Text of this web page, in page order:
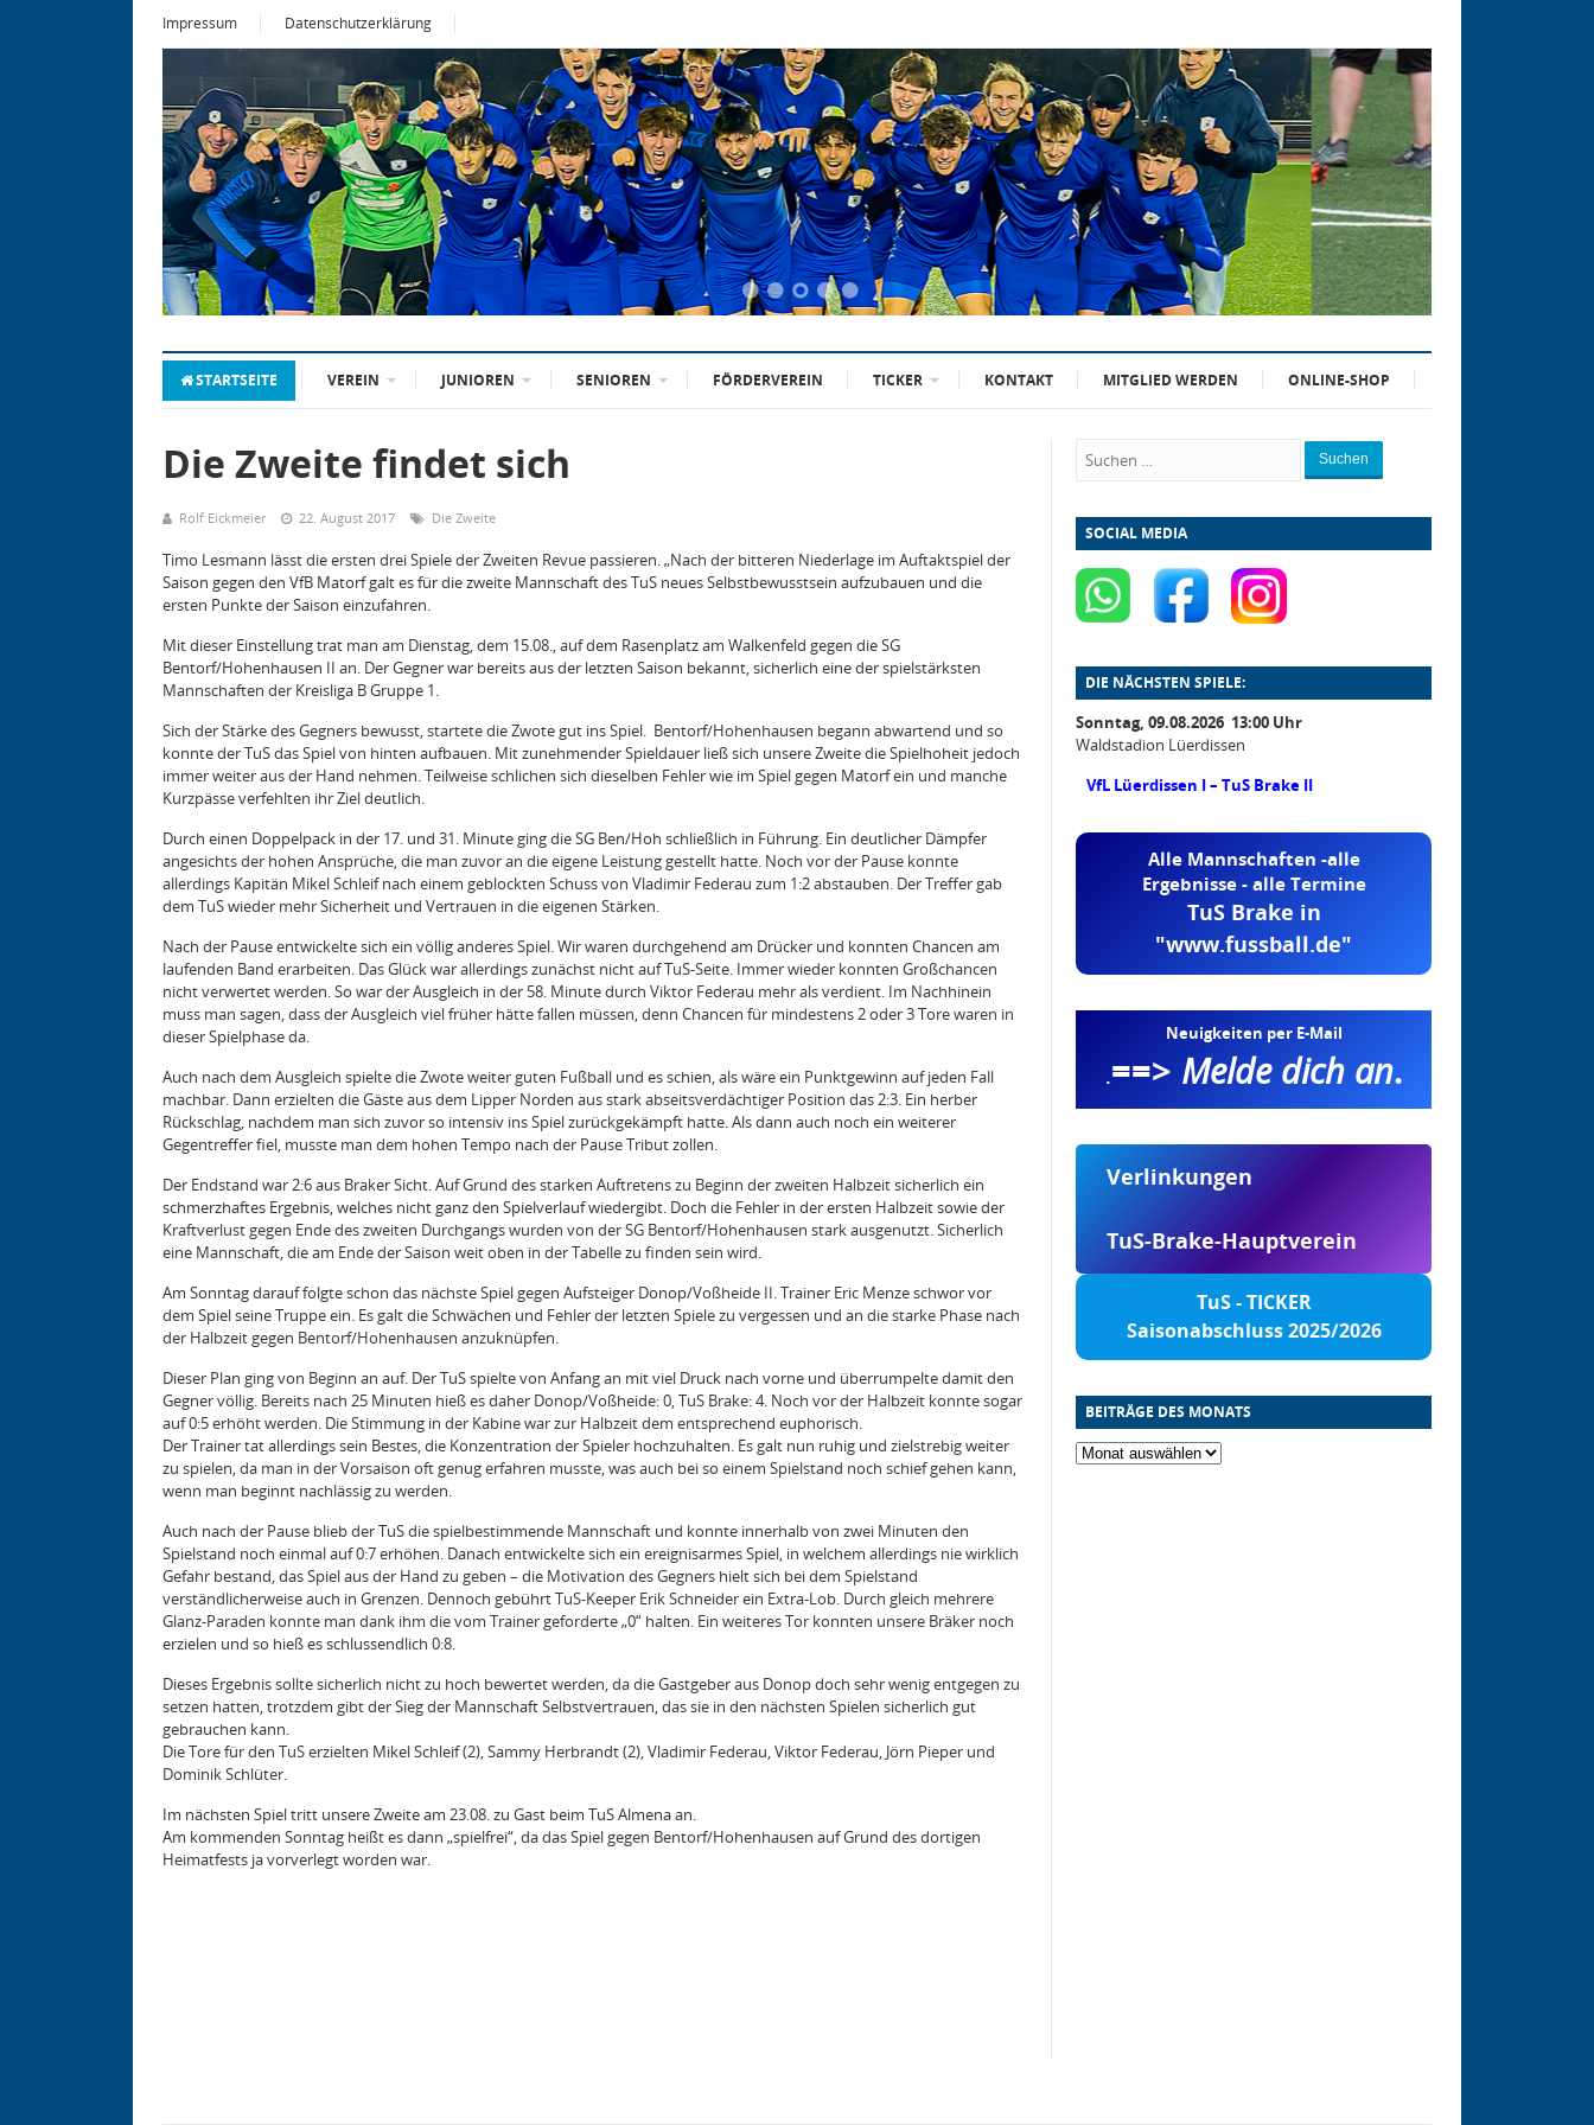
Impressum Datenschutzerklärung
STARTSEITE VEREIN JUNIOREN SENIOREN FÖRDERVEREIN TICKER KONTAKT MITGLIED WERDEN ONLINE-SHOP
Die Zweite findet sich
Rolf Eickmeier 22. August 2017 Die Zweite
Timo Lesmann lässt die ersten drei Spiele der Zweiten Revue passieren. „Nach der bitteren Niederlage im Auftaktspiel der
Saison gegen den VfB Matorf galt es für die zweite Mannschaft des TuS neues Selbstbewusstsein aufzubauen und die
ersten Punkte der Saison einzufahren.
Mit dieser Einstellung trat man am Dienstag, dem 15.08., auf dem Rasenplatz am Walkenfeld gegen die SG
Bentorf/Hohenhausen II an. Der Gegner war bereits aus der letzten Saison bekannt, sicherlich eine der spielstärksten
Mannschaften der Kreisliga B Gruppe 1.
Sich der Stärke des Gegners bewusst, startete die Zwote gut ins Spiel. Bentorf/Hohenhausen begann abwartend und so
konnte der TuS das Spiel von hinten aufbauen. Mit zunehmender Spieldauer ließ sich unsere Zweite die Spielhoheit jedoch
immer weiter aus der Hand nehmen. Teilweise schlichen sich dieselben Fehler wie im Spiel gegen Matorf ein und manche
Kurzpässe verfehlten ihr Ziel deutlich.
Durch einen Doppelpack in der 17. und 31. Minute ging die SG Ben/Hoh schließlich in Führung. Ein deutlicher Dämpfer
angesichts der hohen Ansprüche, die man zuvor an die eigene Leistung gestellt hatte. Noch vor der Pause konnte
allerdings Kapitän Mikel Schleif nach einem geblockten Schuss von Vladimir Federau zum 1:2 abstauben. Der Treffer gab
dem TuS wieder mehr Sicherheit und Vertrauen in die eigenen Stärken.
Nach der Pause entwickelte sich ein völlig anderes Spiel. Wir waren durchgehend am Drücker und konnten Chancen am
laufenden Band erarbeiten. Das Glück war allerdings zunächst nicht auf TuS-Seite. Immer wieder konnten Großchancen
nicht verwertet werden. So war der Ausgleich in der 58. Minute durch Viktor Federau mehr als verdient. Im Nachhinein
muss man sagen, dass der Ausgleich viel früher hätte fallen müssen, denn Chancen für mindestens 2 oder 3 Tore waren in
dieser Spielphase da.
Auch nach dem Ausgleich spielte die Zwote weiter guten Fußball und es schien, als wäre ein Punktgewinn auf jeden Fall
machbar. Dann erzielten die Gäste aus dem Lipper Norden aus stark abseitsverdächtiger Position das 2:3. Ein herber
Rückschlag, nachdem man sich zuvor so intensiv ins Spiel zurückgekämpft hatte. Als dann auch noch ein weiterer
Gegentreffer fiel, musste man dem hohen Tempo nach der Pause Tribut zollen.
Der Endstand war 2:6 aus Braker Sicht. Auf Grund des starken Auftretens zu Beginn der zweiten Halbzeit sicherlich ein
schmerzhaftes Ergebnis, welches nicht ganz den Spielverlauf wiedergibt. Doch die Fehler in der ersten Halbzeit sowie der
Kraftverlust gegen Ende des zweiten Durchgangs wurden von der SG Bentorf/Hohenhausen stark ausgenutzt. Sicherlich
eine Mannschaft, die am Ende der Saison weit oben in der Tabelle zu finden sein wird.
Am Sonntag darauf folgte schon das nächste Spiel gegen Aufsteiger Donop/Voßheide II. Trainer Eric Menze schwor vor
dem Spiel seine Truppe ein. Es galt die Schwächen und Fehler der letzten Spiele zu vergessen und an die starke Phase nach
der Halbzeit gegen Bentorf/Hohenhausen anzuknüpfen.
Dieser Plan ging von Beginn an auf. Der TuS spielte von Anfang an mit viel Druck nach vorne und überrumpelte damit den
Gegner völlig. Bereits nach 25 Minuten hieß es daher Donop/Voßheide: 0, TuS Brake: 4. Noch vor der Halbzeit konnte sogar
auf 0:5 erhöht werden. Die Stimmung in der Kabine war zur Halbzeit dem entsprechend euphorisch.
Der Trainer tat allerdings sein Bestes, die Konzentration der Spieler hochzuhalten. Es galt nun ruhig und zielstrebig weiter
zu spielen, da man in der Vorsaison oft genug erfahren musste, was auch bei so einem Spielstand noch schief gehen kann,
wenn man beginnt nachlässig zu werden.
Auch nach der Pause blieb der TuS die spielbestimmende Mannschaft und konnte innerhalb von zwei Minuten den
Spielstand noch einmal auf 0:7 erhöhen. Danach entwickelte sich ein ereignisarmes Spiel, in welchem allerdings nie wirklich
Gefahr bestand, das Spiel aus der Hand zu geben – die Motivation des Gegners hielt sich bei dem Spielstand
verständlicherweise auch in Grenzen. Dennoch gebührt TuS-Keeper Erik Schneider ein Extra-Lob. Durch gleich mehrere
Glanz-Paraden konnte man dank ihm die vom Trainer geforderte „0“ halten. Ein weiteres Tor konnten unsere Bräker noch
erzielen und so hieß es schlussendlich 0:8.
Dieses Ergebnis sollte sicherlich nicht zu hoch bewertet werden, da die Gastgeber aus Donop doch sehr wenig entgegen zu
setzen hatten, trotzdem gibt der Sieg der Mannschaft Selbstvertrauen, das sie in den nächsten Spielen sicherlich gut
gebrauchen kann.
Die Tore für den TuS erzielten Mikel Schleif (2), Sammy Herbrandt (2), Vladimir Federau, Viktor Federau, Jörn Pieper und
Dominik Schlüter.
Im nächsten Spiel tritt unsere Zweite am 23.08. zu Gast beim TuS Almena an.
Am kommenden Sonntag heißt es dann „spielfrei“, da das Spiel gegen Bentorf/Hohenhausen auf Grund des dortigen
Heimatfests ja vorverlegt worden war.
Suchen
SOCIAL MEDIA
DIE NÄCHSTEN SPIELE:
Sonntag, 09.08.2026 13:00 Uhr
Waldstadion Lüerdissen
VfL Lüerdissen I – TuS Brake II
Alle Mannschaften -alle
Ergebnisse - alle Termine
TuS Brake in
"www.fussball.de"
Neuigkeiten per E-Mail
.==> Melde dich an.
Verlinkungen
TuS-Brake-Hauptverein
TuS - TICKER
Saisonabschluss 2025/2026
BEITRÄGE DES MONATS